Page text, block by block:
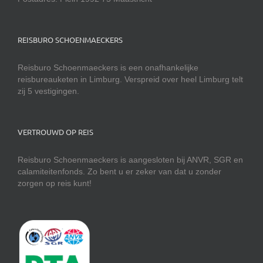
REISBURO SCHOENMAECKERS
Reisburo Schoenmaeckers is een onafhankelijke
reisbureauketen in Limburg. Verspreid over heel Limburg telt
zij 5 vestigingen.
VERTROUWD OP REIS
Reisburo Schoenmaeckers is aangesloten bij ANVR, SGR en
calamiteitenfonds. Zo bent u er zeker van dat u zonder
zorgen op reis kunt!